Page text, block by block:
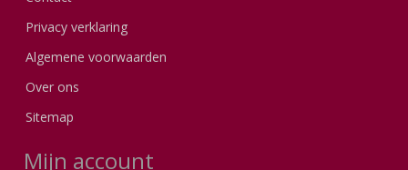
Privacy verklaring
Algemene voorwaarden
Over ons
Sitemap
Mijn account